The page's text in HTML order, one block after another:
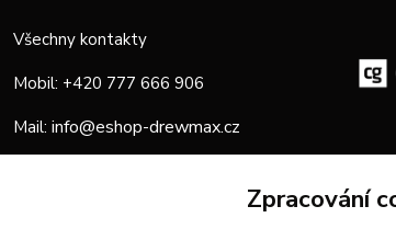
Všechny kontakty
Mobil: +420 777 666 906
Mail: info@eshop-drewmax.cz
Zpracování